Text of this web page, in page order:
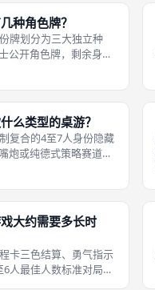
种角色牌？
牌划分为三大独立种
公开角色牌，剩余身份
么类型的桌游？
复合的4至7人身份隐藏
炮或纯德式策略赛道，
大约需要多长时
卡三色结算、勇气指示
人最佳人数标准对局稳